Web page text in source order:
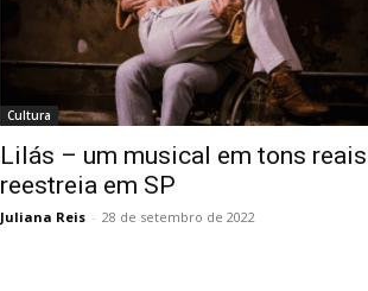
Cultura
Lilás – um musical em tons reais
reestreia em SP
Juliana Reis - 28 de setembro de 2022